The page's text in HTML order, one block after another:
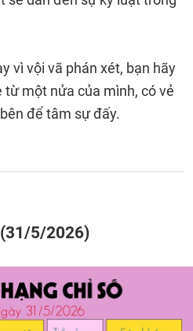
vì vội vã phán xét, bạn hãy
từ một nửa của mình, có vẻ
để tâm sự đấy.
5/2026)